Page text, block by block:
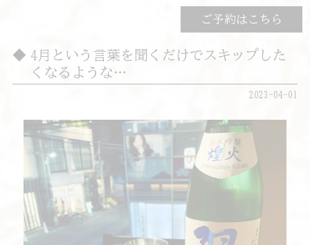
ご予約はこちら
4月という言葉を聞くだけでスキップした
くなるような…
2023-04-01